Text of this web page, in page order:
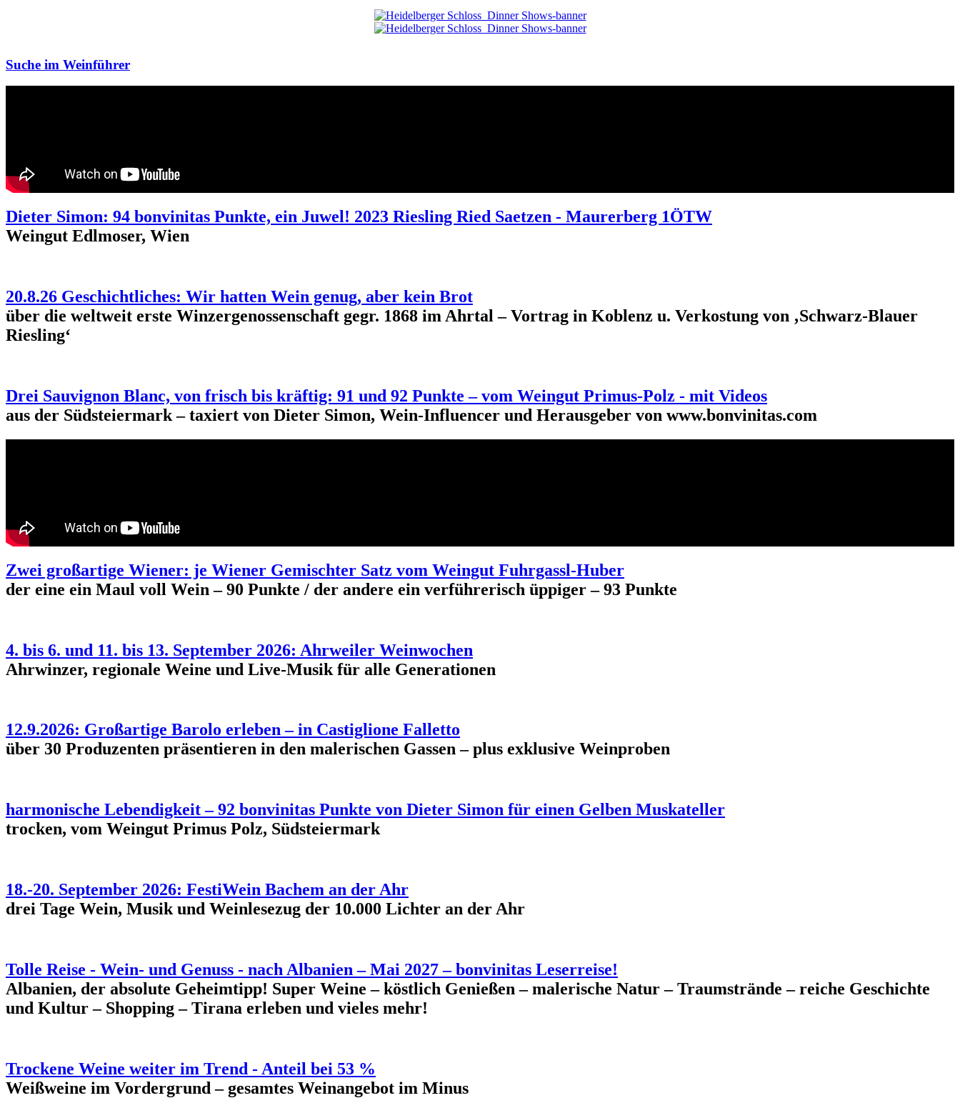
Suche im Weinführer
Dieter Simon: 94 bonvinitas Punkte, ein Juwel! 2023 Riesling Ried Saetzen - Maurerberg 1ÖTW
Weingut Edlmoser, Wien
20.8.26 Geschichtliches: Wir hatten Wein genug, aber kein Brot
über die weltweit erste Winzergenossenschaft gegr. 1868 im Ahrtal – Vortrag in Koblenz u. Verkostung von ‚Schwarz-Blauer
Riesling‘
Drei Sauvignon Blanc, von frisch bis kräftig: 91 und 92 Punkte – vom Weingut Primus-Polz - mit Videos
aus der Südsteiermark – taxiert von Dieter Simon, Wein-Influencer und Herausgeber von www.bonvinitas.com
Zwei großartige Wiener: je Wiener Gemischter Satz vom Weingut Fuhrgassl-Huber
der eine ein Maul voll Wein – 90 Punkte / der andere ein verführerisch üppiger – 93 Punkte
4. bis 6. und 11. bis 13. September 2026: Ahrweiler Weinwochen
Ahrwinzer, regionale Weine und Live-Musik für alle Generationen
12.9.2026: Großartige Barolo erleben – in Castiglione Falletto
über 30 Produzenten präsentieren in den malerischen Gassen – plus exklusive Weinproben
harmonische Lebendigkeit – 92 bonvinitas Punkte von Dieter Simon für einen Gelben Muskateller
trocken, vom Weingut Primus Polz, Südsteiermark
18.-20. September 2026: FestiWein Bachem an der Ahr
drei Tage Wein, Musik und Weinlesezug der 10.000 Lichter an der Ahr
Tolle Reise - Wein- und Genuss - nach Albanien – Mai 2027 – bonvinitas Leserreise!
Albanien, der absolute Geheimtipp! Super Weine – köstlich Genießen – malerische Natur – Traumstrände – reiche Geschichte
und Kultur – Shopping – Tirana erleben und vieles mehr!
Trockene Weine weiter im Trend - Anteil bei 53 %
Weißweine im Vordergrund – gesamtes Weinangebot im Minus